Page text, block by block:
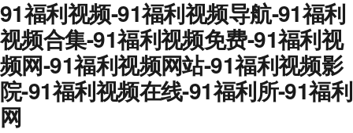
91福利视频-91福利视频导航-91福利
视频合集-91福利视频免费-91福利视
频网-91福利视频网站-91福利视频影
院-91福利视频在线-91福利所-91福利
网